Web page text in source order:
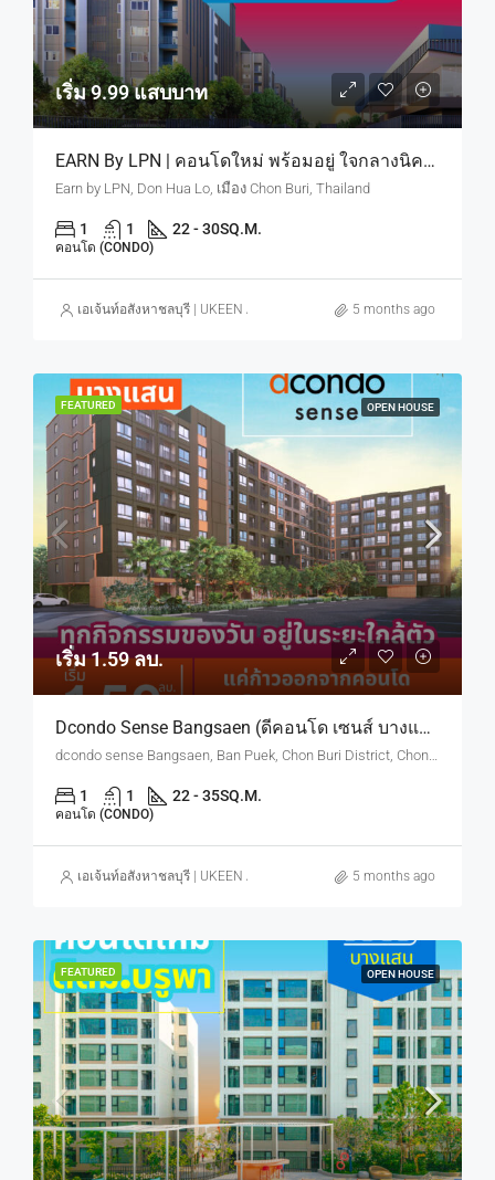
เริ่ม 9.99 แสบบาท
EARN By LPN | คอนโดใหม่ พร้อมอยู่ ใจกลางนิคมอมตะ ดีมานด์คนทำงานนิคม มีจริงตลอดปี เริ่ม 9.9 แสบบาท
Earn by LPN, Don Hua Lo, เมือง Chon Buri, Thailand
1 1 22 - 30SQ.M.
คอนโด (CONDO)
เอเจ้นท์อสังหาชลบุรี | UKEEN ASSET CO., LTD. 5 months ago
FEATURED OPEN HOUSE
เริ่ม 1.59 ลบ.
Dcondo Sense Bangsaen (ดีคอนโด เซนส์ บางแสน) ทำเลใกล้ ม.บูรพา
dcondo sense Bangsaen, Ban Puek, Chon Buri District, Chon Buri, Thailand
1 1 22 - 35SQ.M.
คอนโด (CONDO)
เอเจ้นท์อสังหาชลบุรี | UKEEN ASSET CO., LTD. 5 months ago
FEATURED OPEN HOUSE